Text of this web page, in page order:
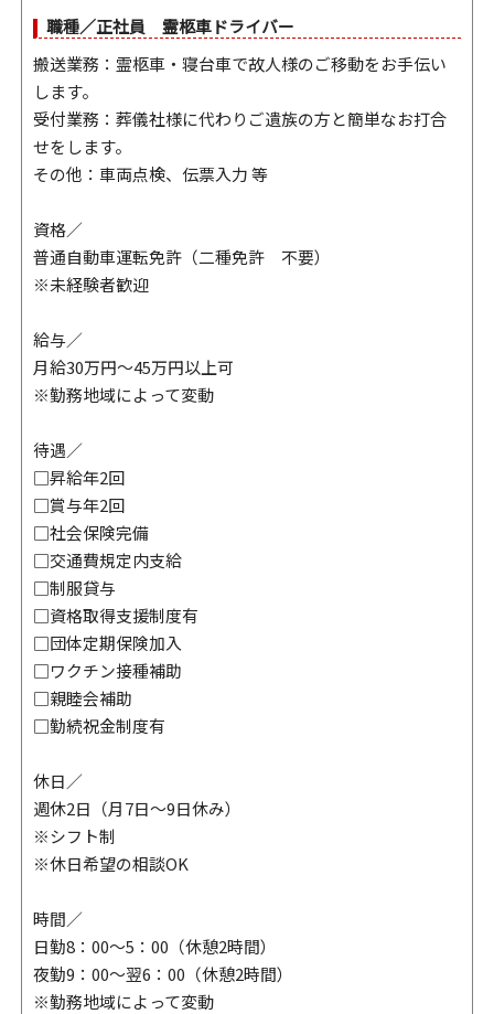
職種／正社員 霊柩車ドライバー
搬送業務：霊柩車・寝台車で故人様のご移動をお手伝い
します。
受付業務：葬儀社様に代わりご遺族の方と簡単なお打合
せをします。
その他：車両点検、伝票入力 等
資格／
普通自動車運転免許（二種免許 不要）
※未経験者歓迎
給与／
月給30万円～45万円以上可
※勤務地域によって変動
待遇／
□昇給年2回
□賞与年2回
□社会保険完備
□交通費規定内支給
□制服貸与
□資格取得支援制度有
□団体定期保険加入
□ワクチン接種補助
□親睦会補助
□勤続祝金制度有
休日／
週休2日（月7日～9日休み）
※シフト制
※休日希望の相談OK
時間／
日勤8：00～5：00（休憩2時間）
夜勤9：00～翌6：00（休憩2時間）
※勤務地域によって変動